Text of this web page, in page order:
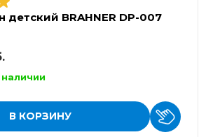
BRAHNER DP-007
В КОРЗИНУ